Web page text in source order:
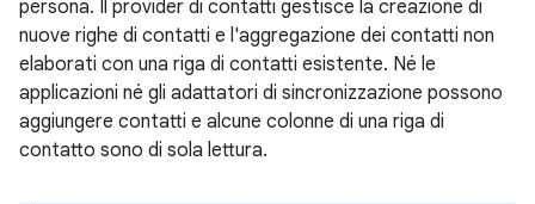
persona. Il provider di contatti gestisce la creazione di
nuove righe di contatti e l'aggregazione dei contatti non
elaborati con una riga di contatti esistente. Né le
applicazioni né gli adattatori di sincronizzazione possono
aggiungere contatti e alcune colonne di una riga di
contatto sono di sola lettura.